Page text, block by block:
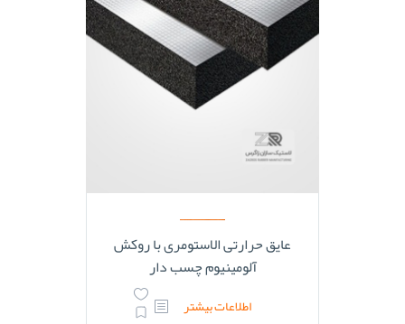
عایق حرارتی الاستومری با روکش
آلومینیوم چسب دار
اطلاعات بیشتر